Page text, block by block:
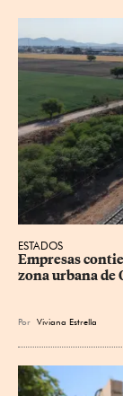
ESTADOS
Empresas
zona urbana de
Por Viviana Estrella